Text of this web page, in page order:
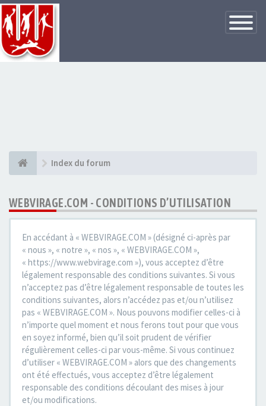
Basculer
la
Index du forum
WEBVIRAGE.COM - CONDITIONS D’UTILISATION
En accédant à « WEBVIRAGE.COM » (désigné ci-après par
« nous », « notre », « nos », « WEBVIRAGE.COM »,
« https://www.webvirage.com »), vous acceptez d’être
légalement responsable des conditions suivantes. Si vous
n’acceptez pas d’être légalement responsable de toutes les
conditions suivantes, alors n’accédez pas et/ou n’utilisez
pas « WEBVIRAGE.COM ». Nous pouvons modifier celles-ci à
n’importe quel moment et nous ferons tout pour que vous
en soyez informé, bien qu’il soit prudent de vérifier
régulièrement celles-ci par vous-même. Si vous continuez
d’utiliser « WEBVIRAGE.COM » alors que des changements
ont été effectués, vous acceptez d’être légalement
responsable des conditions découlant des mises à jour
et/ou modifications.